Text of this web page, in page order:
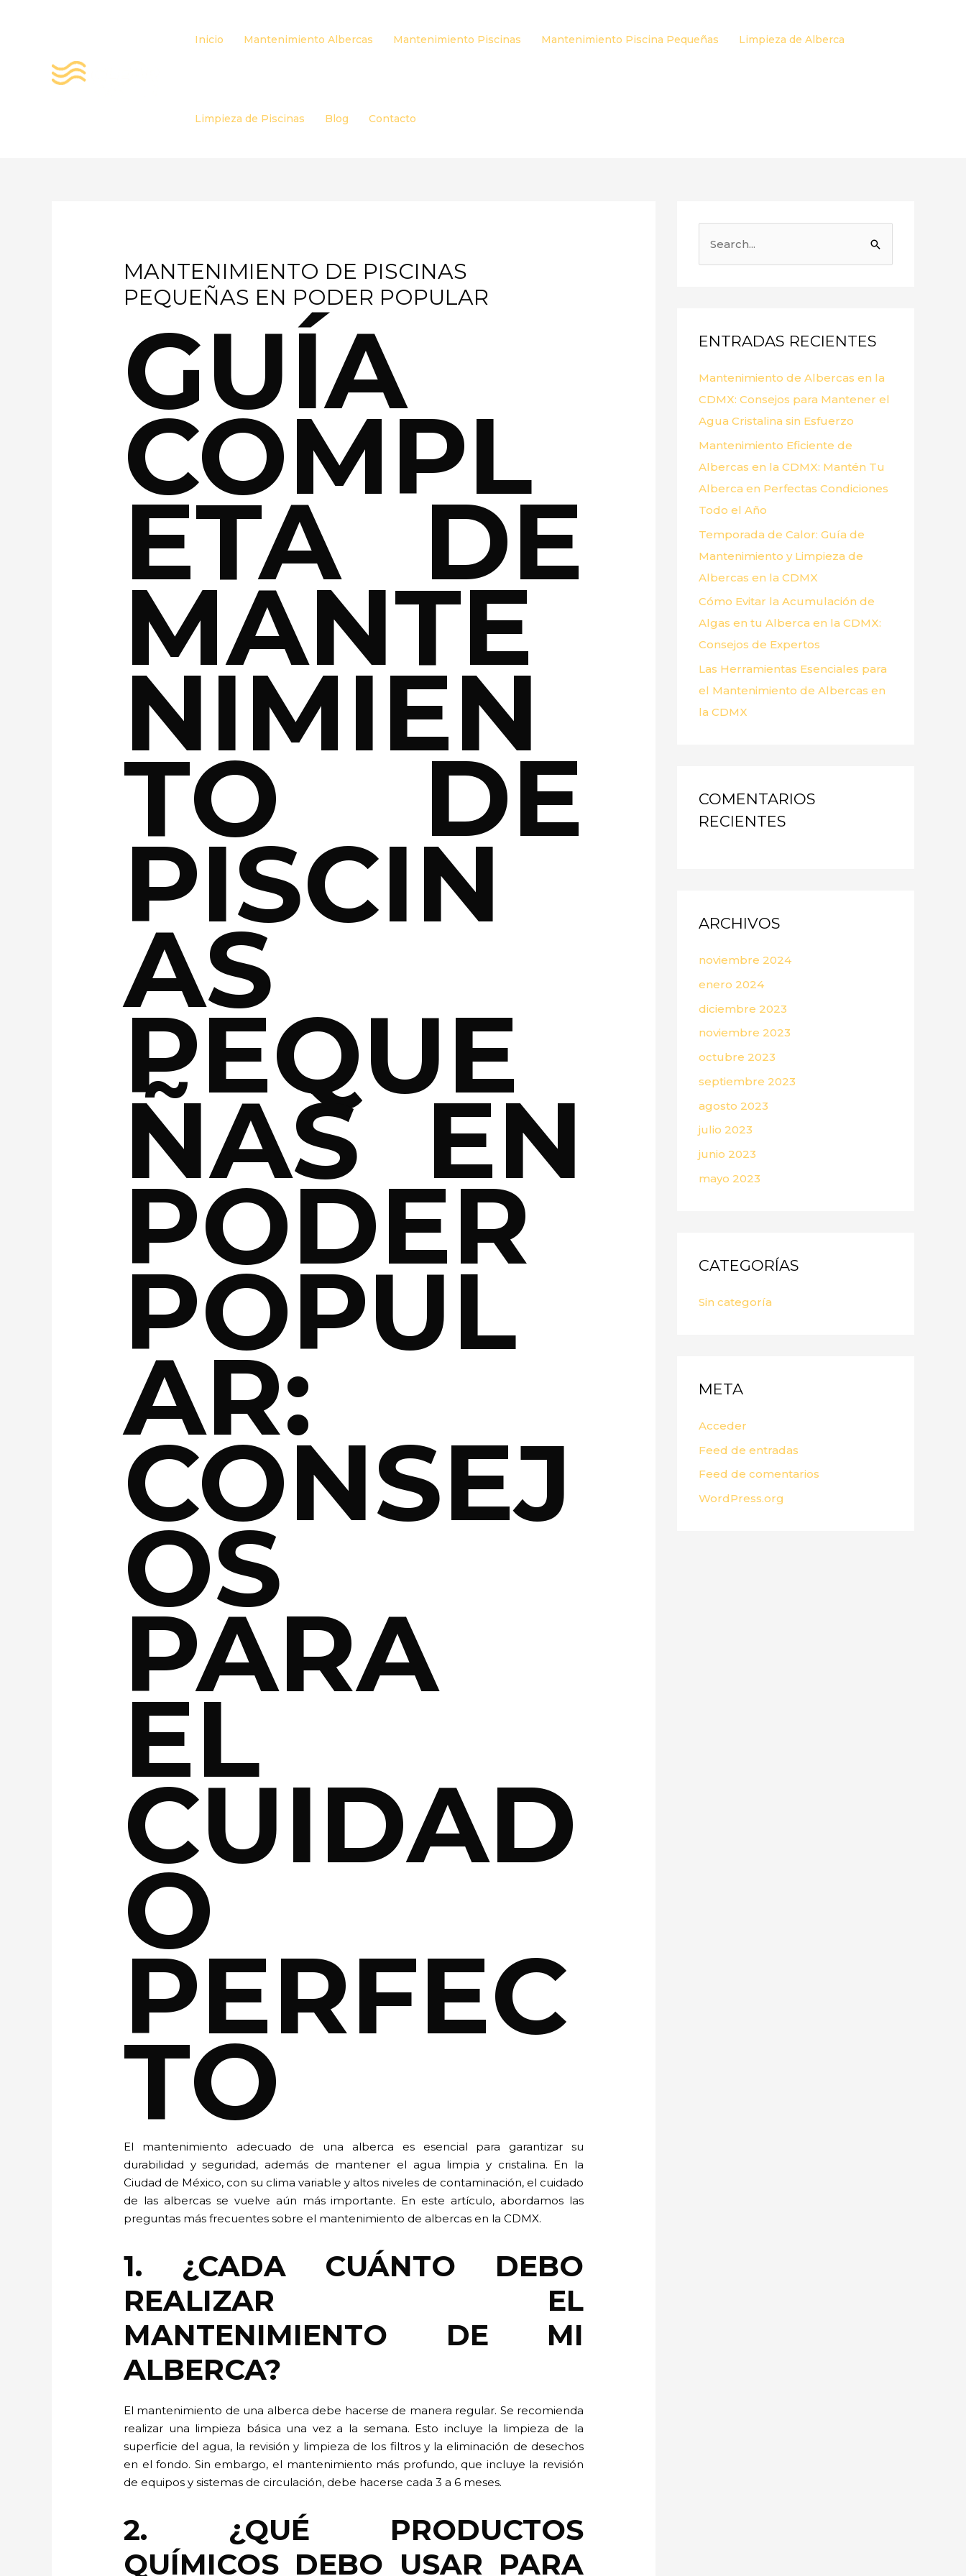
Inicio Mantenimiento Albercas Mantenimiento Piscinas Mantenimiento Piscina Pequeñas Limpieza de Alberca
Limpieza de Piscinas Blog Contacto
MANTENIMIENTO DE PISCINAS
PEQUEÑAS EN PODER POPULAR
GUÍA
COMPL
ETA DE
MANTE
NIMIEN
TO DE
PISCIN
AS
PEQUE
ÑAS EN
PODER
POPUL
AR:
CONSEJ
OS
PARA
EL
CUIDAD
O
PERFEC
TO
El mantenimiento adecuado de una alberca es esencial para garantizar su
durabilidad y seguridad, además de mantener el agua limpia y cristalina. En la
Ciudad de México, con su clima variable y altos niveles de contaminación, el cuidado
de las albercas se vuelve aún más importante. En este artículo, abordamos las
preguntas más frecuentes sobre el mantenimiento de albercas en la CDMX.
1. ¿CADA CUÁNTO DEBO
REALIZAR EL
MANTENIMIENTO DE MI
ALBERCA?
El mantenimiento de una alberca debe hacerse de manera regular. Se recomienda
realizar una limpieza básica una vez a la semana. Esto incluye la limpieza de la
superficie del agua, la revisión y limpieza de los filtros y la eliminación de desechos
en el fondo. Sin embargo, el mantenimiento más profundo, que incluye la revisión
de equipos y sistemas de circulación, debe hacerse cada 3 a 6 meses.
2. ¿QUÉ PRODUCTOS
QUÍMICOS DEBO USAR PARA
r
o
r
:
ENTRADAS RECIENTES
Mantenimiento de Albercas en la
CDMX: Consejos para Mantener el
Agua Cristalina sin Esfuerzo
Mantenimiento Eficiente de
Albercas en la CDMX: Mantén Tu
Alberca en Perfectas Condiciones
Todo el Año
Temporada de Calor: Guía de
Mantenimiento y Limpieza de
Albercas en la CDMX
Cómo Evitar la Acumulación de
Algas en tu Alberca en la CDMX:
Consejos de Expertos
Las Herramientas Esenciales para
el Mantenimiento de Albercas en
la CDMX
COMENTARIOS
RECIENTES
ARCHIVOS
noviembre 2024
enero 2024
diciembre 2023
noviembre 2023
octubre 2023
septiembre 2023
agosto 2023
julio 2023
junio 2023
mayo 2023
CATEGORÍAS
Sin categoría
META
Acceder
Feed de entradas
Feed de comentarios
WordPress.org